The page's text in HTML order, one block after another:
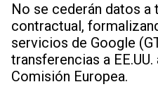
No se cederán datos
contractual,
servicios de Google
transferencias a
Comisión Europea.